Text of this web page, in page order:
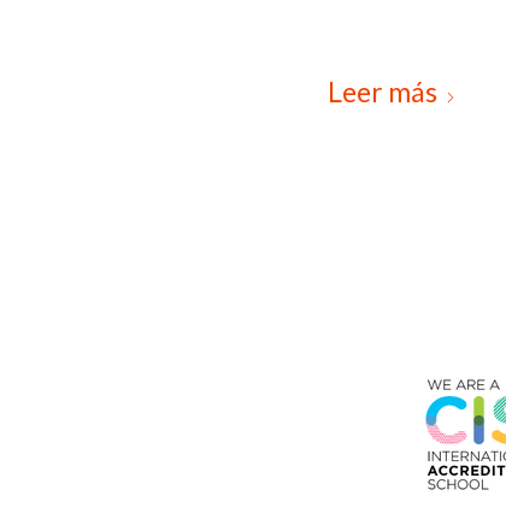
Leer más